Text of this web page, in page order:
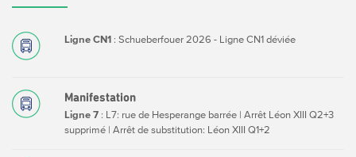
Ligne CN1 : Schueberfouer 2026 - Ligne CN1 déviée
Manifestation
Ligne 7 : L7: rue de Hesperange barrée | Arrêt Léon XIII Q2+3
supprimé | Arrêt de substitution: Léon XIII Q1+2